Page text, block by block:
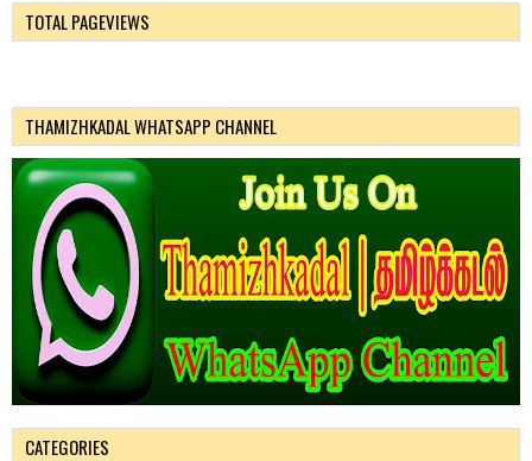
TOTAL PAGEVIEWS
THAMIZHKADAL WHATSAPP CHANNEL
CATEGORIES